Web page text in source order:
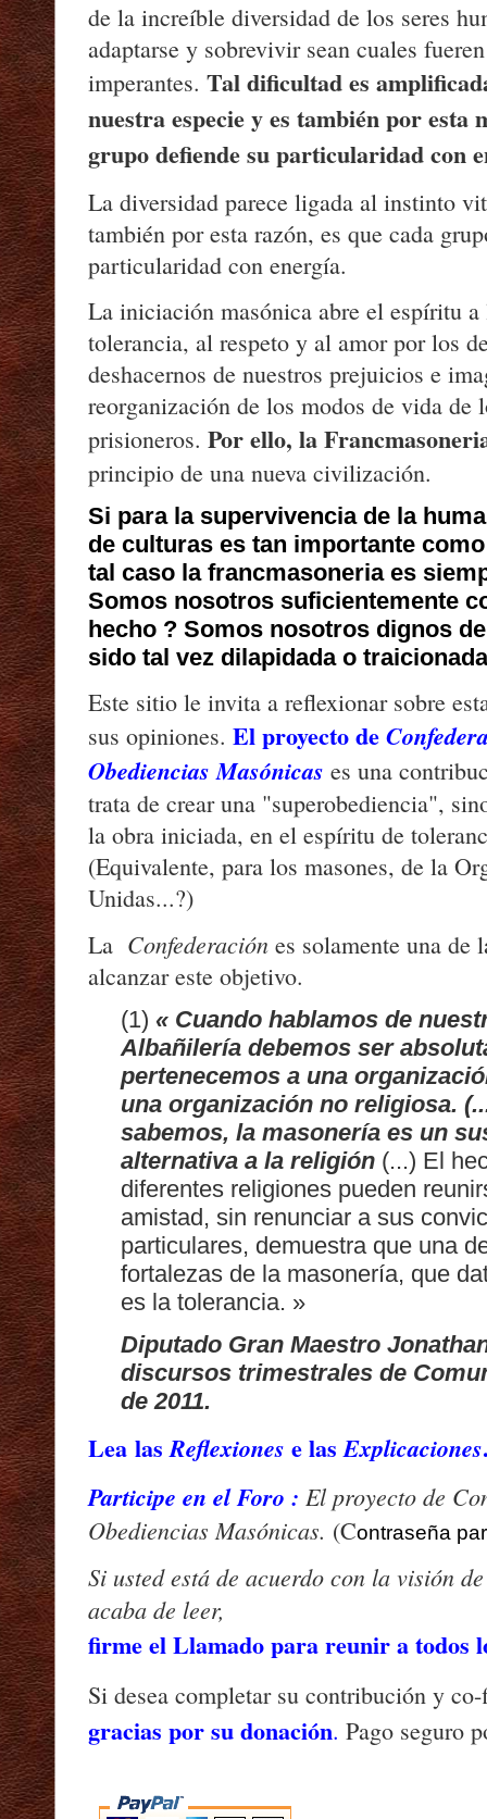
de la increíble diversidad de los seres
adaptarse y sobrevivir sean cuales
imperantes. Tal dificultad es
nuestra especie y es también por esta
grupo defiende su particularidad con
La diversidad parece ligada al instinto
también por esta razón, es que cada
particularidad con energía.
La iniciación masónica abre el espíritu
tolerancia, al respeto y al amor por los
deshacernos de nuestros prejuicios e
reorganización de los modos de vida de
prisioneros. Por ello, la
principio de una nueva civilización.
Si para la supervivencia de la
de culturas es tan importante
tal caso la francmasoneria es
Somos nosotros suficientemente
hecho ? Somos nosotros dignos
sido tal vez dilapidada o
Este sitio le invita a reflexionar sobre
sus opiniones. El proyecto de
Obediencias Masónicas es una
trata de crear una "superobediencia",
la obra iniciada, en el espíritu de
(Equivalente, para los masones, de la
Unidas...?)
La Confederación es solamente una de
alcanzar este objetivo.
(1) « Cuando hablamos de
Albañilería debemos ser
pertenecemos a una
una organización no religiosa.
sabemos, la masonería es un
alternativa a la religión (...) El
diferentes religiones pueden
amistad, sin renunciar a sus
particulares, demuestra que una
fortalezas de la masonería, que
es la tolerancia. »
Diputado Gran Maestro
discursos trimestrales de
de 2011.
Lea lasReflexiones elasExplicaciones
Participe en el Foro : El proyecto de
Obediencias Masónicas. (Contraseña
Si usted está de acuerdo con la visión
acaba de leer,
firme el Llamado para reunir a todos
Si desea completar su contribución y
gracias por su donación. Pago seguro